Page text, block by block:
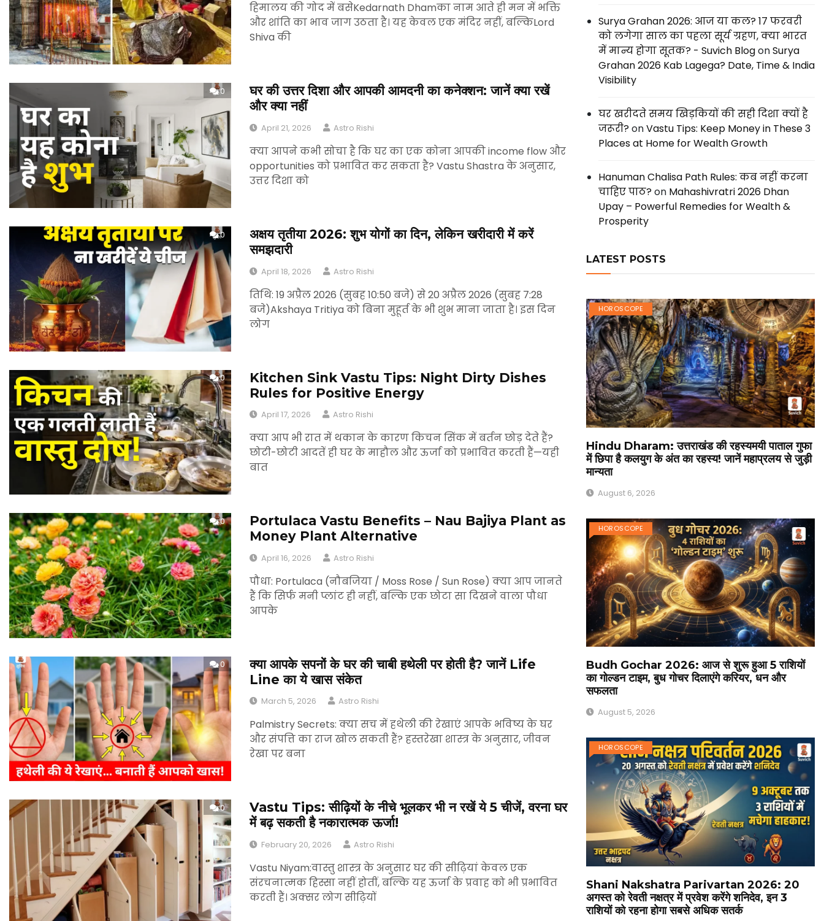
हिमालय की गोद में बसेKedarnath Dhamका नाम आते ही मन में भक्ति
और शांति का भाव जाग उठता है। यह केवल एक मंदिर नहीं, बल्किLord
Shiva की
0
घर की उत्तर दिशा और आपकी आमदनी का कनेक्शन: जानें क्या रखें
और क्या नहीं
April 21, 2026 Astro Rishi
क्या आपने कभी सोचा है कि घर का एक कोना आपकी income flow और
opportunities को प्रभावित कर सकता है? Vastu Shastra के अनुसार,
उत्तर दिशा को
0
अक्षय तृतीया 2026: शुभ योगों का दिन, लेकिन खरीदारी में करें
समझदारी
April 18, 2026 Astro Rishi
तिथि: 19 अप्रैल 2026 (सुबह 10:50 बजे) से 20 अप्रैल 2026 (सुबह 7:28
बजे)Akshaya Tritiya को बिना मुहूर्त के भी शुभ माना जाता है। इस दिन
लोग
0
Kitchen Sink Vastu Tips: Night Dirty Dishes
Rules for Positive Energy
April 17, 2026 Astro Rishi
क्या आप भी रात में थकान के कारण किचन सिंक में बर्तन छोड़ देते हैं?
छोटी-छोटी आदतें ही घर के माहौल और ऊर्जा को प्रभावित करती हैं—यही
बात
0
Portulaca Vastu Benefits – Nau Bajiya Plant as
Money Plant Alternative
April 16, 2026 Astro Rishi
पौधा: Portulaca (नौबजिया / Moss Rose / Sun Rose) क्या आप जानते
हैं कि सिर्फ मनी प्लांट ही नहीं, बल्कि एक छोटा सा दिखने वाला पौधा
आपके
0
क्या आपके सपनों के घर की चाबी हथेली पर होती है? जानें Life
Line का ये खास संकेत
March 5, 2026 Astro Rishi
Palmistry Secrets: क्या सच में हथेली की रेखाएं आपके भविष्य के घर
और संपत्ति का राज खोल सकती हैं? हस्तरेखा शास्त्र के अनुसार, जीवन
रेखा पर बना
0
Vastu Tips: सीढ़ियों के नीचे भूलकर भी न रखें ये 5 चीजें, वरना घर
में बढ़ सकती है नकारात्मक ऊर्जा!
February 20, 2026 Astro Rishi
Vastu Niyam:वास्तु शास्त्र के अनुसार घर की सीढ़ियां केवल एक
संरचनात्मक हिस्सा नहीं होतीं, बल्कि यह ऊर्जा के प्रवाह को भी प्रभावित
करती हैं। अक्सर लोग सीढ़ियों
Surya Grahan 2026: आज या कल? 17 फरवरी
को लगेगा साल का पहला सूर्य ग्रहण, क्या भारत
में मान्य होगा सूतक? - Suvich BlogonSurya
Grahan 2026 Kab Lagega? Date, Time & India
Visibility
घर खरीदते समय खिड़कियों की सही दिशा क्यों है
जरूरी?onVastu Tips: Keep Money in These 3
Places at Home for Wealth Growth
Hanuman Chalisa Path Rules: कब नहीं करना
चाहिए पाठ?on Mahashivratri 2026 Dhan
Upay – Powerful Remedies for Wealth &
Prosperity
LATEST POSTS
HOROSCOPE
Hindu Dharam: उत्तराखंड की रहस्यमयी पाताल गुफा
में छिपा है कलयुग के अंत का रहस्य! जानें महाप्रलय से जुड़ी
मान्यता
August 6, 2026
HOROSCOPE
Budh Gochar 2026: आज से शुरू हुआ 5 राशियों
का गोल्डन टाइम, बुध गोचर दिलाएंगे करियर, धन और
सफलता
August 5, 2026
HOROSCOPE
Shani Nakshatra Parivartan 2026: 20
अगस्त को रेवती नक्षत्र में प्रवेश करेंगे शनिदेव, इन 3
राशियों को रहना होगा सबसे अधिक सतर्क